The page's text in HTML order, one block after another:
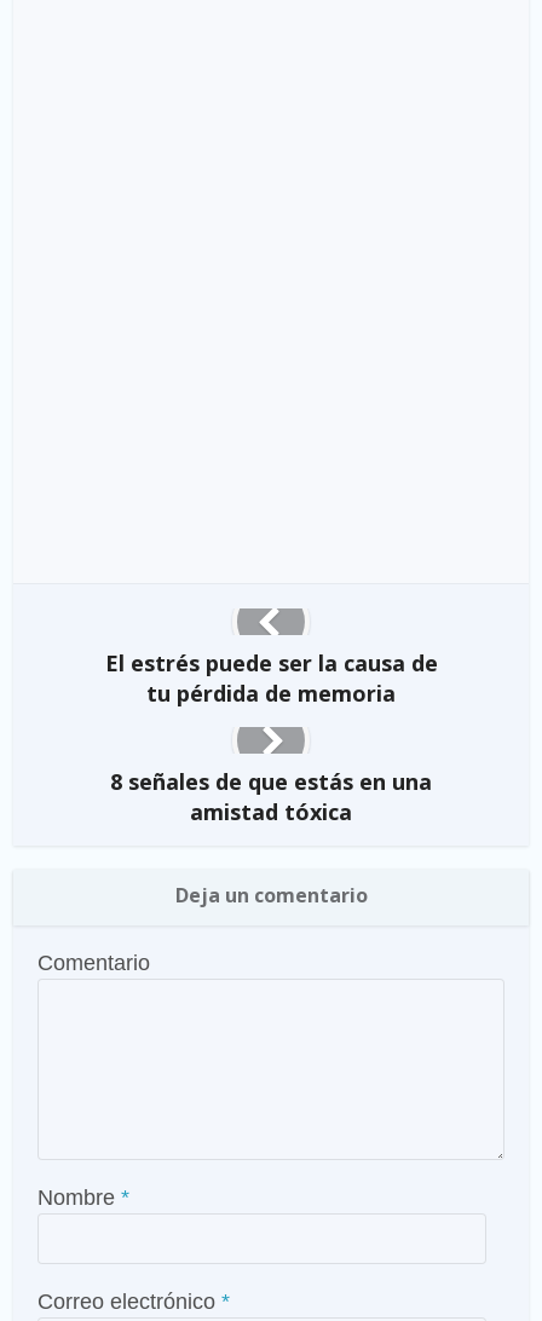
El estrés puede ser la causa de
tu pérdida de memoria
8 señales de que estás en una
amistad tóxica
Deja un comentario
Comentario
Nombre*
Correo electrónico*